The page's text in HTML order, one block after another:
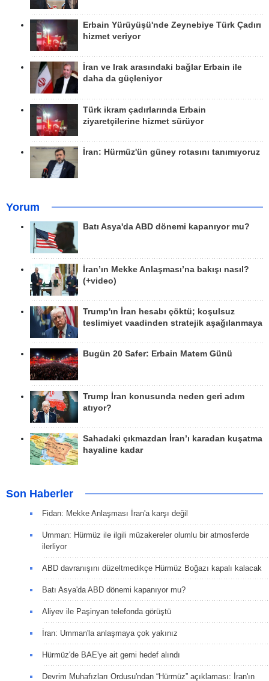
Erbain Yürüyüşü'nde Zeynebiye Türk Çadırı
hizmet veriyor
İran ve Irak arasındaki bağlar Erbain ile
daha da güçleniyor
Türk ikram çadırlarında Erbain
ziyaretçilerine hizmet sürüyor
İran: Hürmüz'ün güney rotasını tanımıyoruz
Yorum
Batı Asya'da ABD dönemi kapanıyor mu?
İran’ın Mekke Anlaşması’na bakışı nasıl?
(+video)
Trump'ın İran hesabı çöktü; koşulsuz
teslimiyet vaadinden stratejik aşağılanmaya
Bugün 20 Safer: Erbain Matem Günü
Trump İran konusunda neden geri adım
atıyor?
Sahadaki çıkmazdan İran’ı karadan kuşatma
hayaline kadar
Son Haberler
Fidan: Mekke Anlaşması İran'a karşı değil
Umman: Hürmüz ile ilgili müzakereler olumlu bir atmosferde
ilerliyor
ABD davranışını düzeltmedikçe Hürmüz Boğazı kapalı kalacak
Batı Asya'da ABD dönemi kapanıyor mu?
Aliyev ile Paşinyan telefonda görüştü
İran: Umman'la anlaşmaya çok yakınız
Hürmüz'de BAE'ye ait gemi hedef alındı
Devrim Muhafızları Ordusu'ndan “Hürmüz” açıklaması: İran'ın